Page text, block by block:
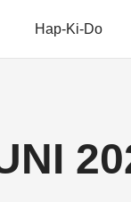
Hap-Ki-Do